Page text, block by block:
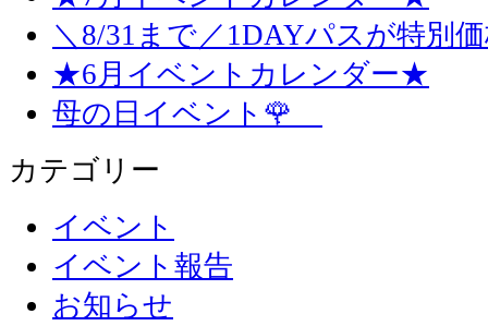
＼8/31まで／1DAYパスが特別
★6月イベントカレンダー★
母の日イベント🌹
カテゴリー
イベント
イベント報告
お知らせ